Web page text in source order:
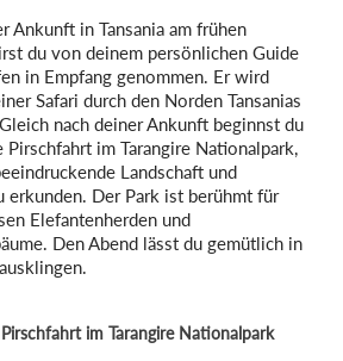
Ankunft in Tansania am frühen
du von deinem persönlichen Guide
in Empfang genommen. Er wird
Safari durch den Norden Tansanias
nach deiner Ankunft beginnst du
Pirschfahrt im Tarangire Nationalpark,
Landschaft und
erkunden. Der Park ist berühmt für
Elefantenherden und
Den Abend lässt du gemütlich in
im Tarangire Nationalpark